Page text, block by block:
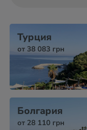
Турция
от 38 083 грн
Болгария
от 28 110 грн